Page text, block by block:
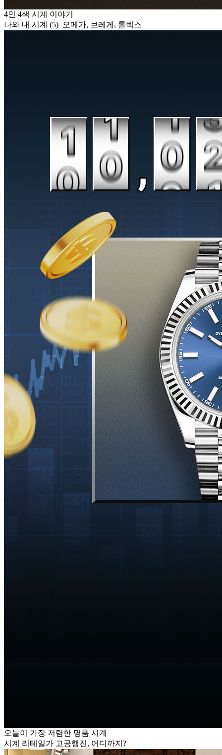
4인 4색 시계 이야기
나와 내 시계 (5) 오메가, 브레게, 롤렉스
오늘이 가장 저렴한 명품 시계
시계 리테일가 고공행진, 어디까지?